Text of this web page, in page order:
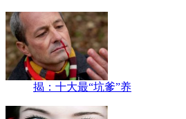
揭：十大最“坑爹”养